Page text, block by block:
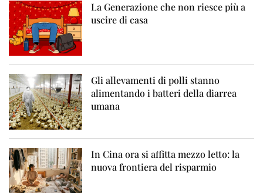
La Generazione che non riesce più a
uscire di casa
Gli allevamenti di polli stanno
alimentando i batteri della diarrea
umana
In Cina ora si affitta mezzo letto: la
nuova frontiera del risparmio